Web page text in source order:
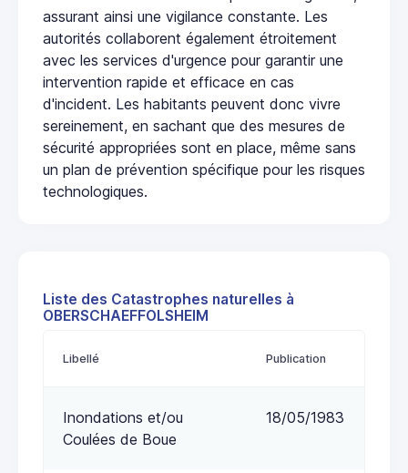
assurant ainsi une vigilance constante. Les
autorités collaborent également étroitement
avec les services d'urgence pour garantir une
intervention rapide et efficace en cas
d'incident. Les habitants peuvent donc vivre
sereinement, en sachant que des mesures de
sécurité appropriées sont en place, même sans
un plan de prévention spécifique pour les risques
technologiques.
Liste des Catastrophes naturelles à
OBERSCHAEFFOLSHEIM
Libellé Publication
Inondations et/ou
Coulées de Boue
18/05/1983